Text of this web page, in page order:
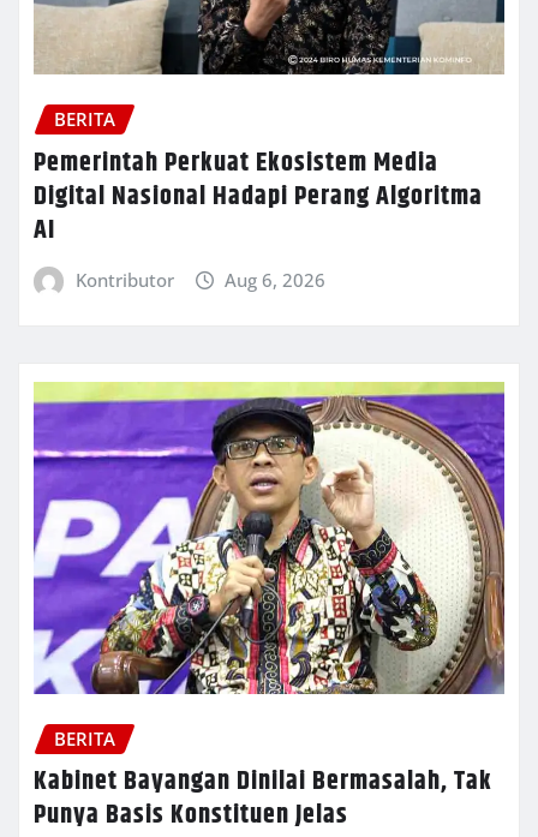
BERITA
Pemerintah Perkuat Ekosistem Media
Digital Nasional Hadapi Perang Algoritma
AI
Kontributor Aug 6, 2026
BERITA
Kabinet Bayangan Dinilai Bermasalah, Tak
Punya Basis Konstituen Jelas